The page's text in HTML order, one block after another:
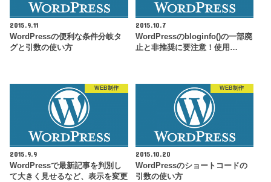
2015.9.11
WordPressの便利な条件分岐タ
グと引数の使い方
2015.10.7
WordPressのbloginfo()の一部廃
止と非推奨に要注意！使用…
WEB制作
2015.9.9
WordPressで最新記事を判別し
て大きく見せるなど、表示を変更
WEB制作
2015.10.20
WordPressのショートコードの
引数の使い方